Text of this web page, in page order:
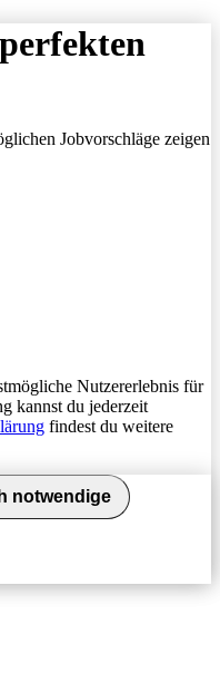
Jobvorschläge zeigen
Nutzererlebnis für
kannst du jederzeit
findest du weitere
notwendige